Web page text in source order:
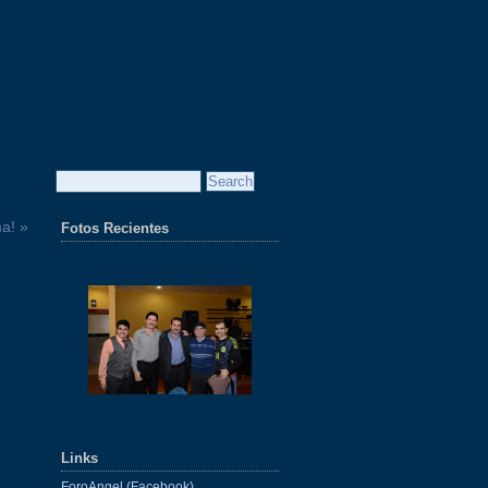
» Fotos Recientes
Links